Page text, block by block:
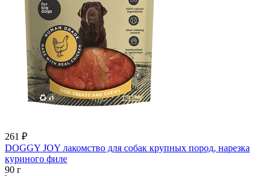
261 ₽
DOGGY JOY лакомство для собак крупных пород, нарезка
куриного филе
90 г